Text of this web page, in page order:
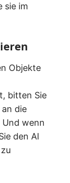
sie im
Objekte
bitten Sie
die
Und wenn
den AI